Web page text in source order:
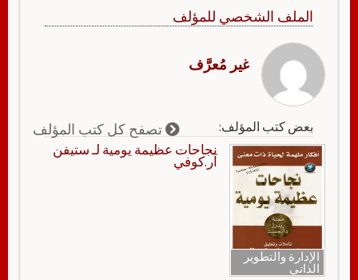
الملف الشخصي للمؤلف
غير مُعرَّف
بعض كتب المؤلف: تصفح كل كتب المؤلف
الإدارة والتطوير
الذاتي
نجاحات عظيمة يومية لـ ستيفن
آر.كوفي